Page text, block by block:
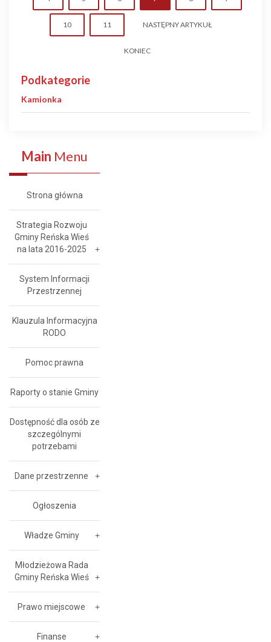
10 11 NASTĘPNY ARTYKUŁ
KONIEC
Podkategorie
Kamionka
Main Menu
Strona główna
Strategia Rozwoju
Gminy Reńska Wieś
na lata 2016-2025
System Informacji
Przestrzennej
Klauzula Informacyjna
RODO
Pomoc prawna
Raporty o stanie Gminy
Dostępność dla osób ze
szczególnymi
potrzebami
Dane przestrzenne
Ogłoszenia
Władze Gminy
Młodzieżowa Rada
Gminy Reńska Wieś
Prawo miejscowe
Finanse